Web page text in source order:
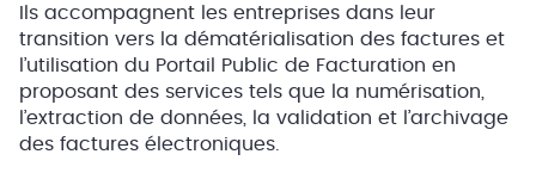
Ils accompagnent les entreprises dans leur
transition vers la dématérialisation des factures et
l’utilisation du Portail Public de Facturation en
proposant des services tels que la numérisation,
l’extraction de données, la validation et l’archivage
des factures électroniques.